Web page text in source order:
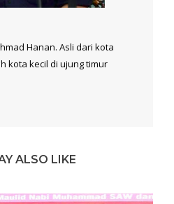
Hanan. Asli dari kota
kota kecil di ujung timur
ALSO LIKE